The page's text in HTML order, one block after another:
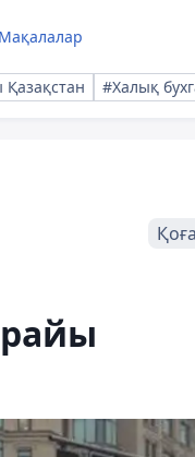
Мақалалар
#Халық